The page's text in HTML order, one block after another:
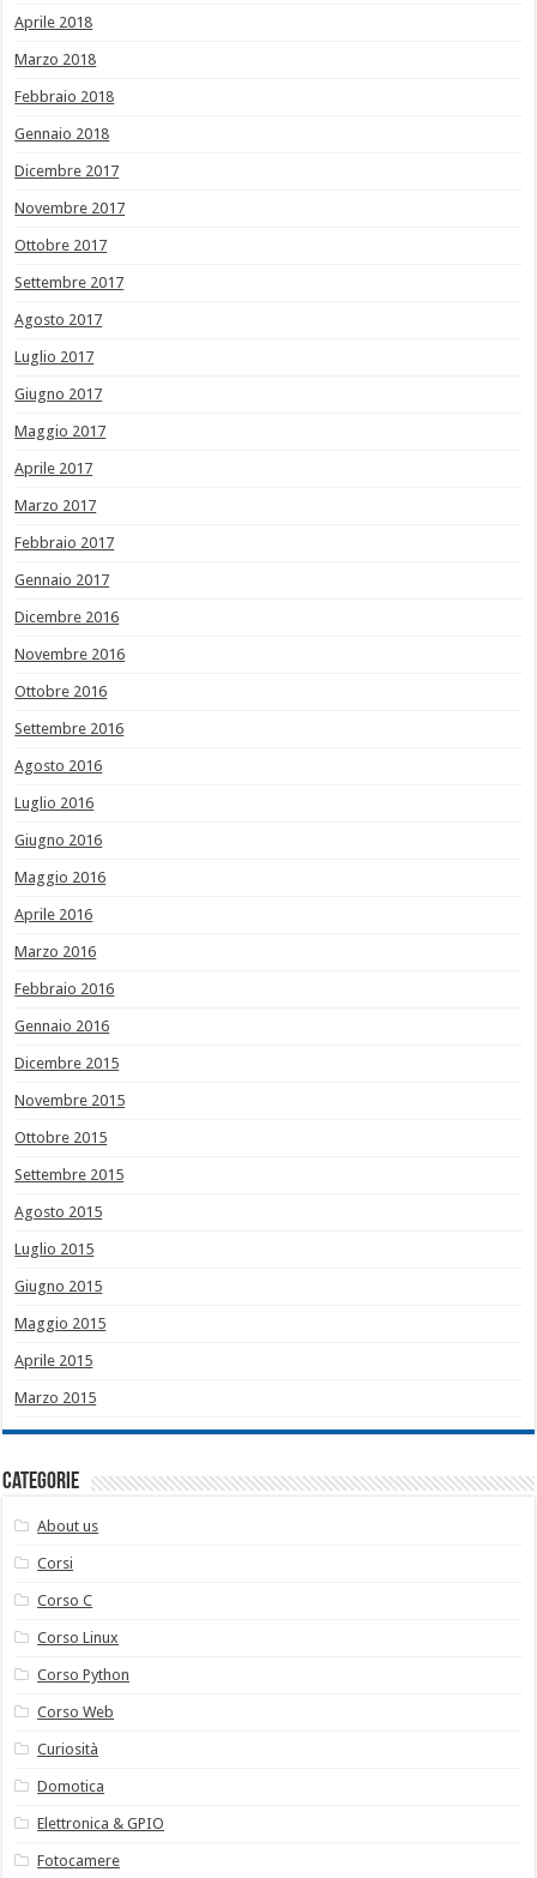
Aprile 2018
Marzo 2018
Febbraio 2018
Gennaio 2018
Dicembre 2017
Novembre 2017
Ottobre 2017
Settembre 2017
Agosto 2017
Luglio 2017
Giugno 2017
Maggio 2017
Aprile 2017
Marzo 2017
Febbraio 2017
Gennaio 2017
Dicembre 2016
Novembre 2016
Ottobre 2016
Settembre 2016
Agosto 2016
Luglio 2016
Giugno 2016
Maggio 2016
Aprile 2016
Marzo 2016
Febbraio 2016
Gennaio 2016
Dicembre 2015
Novembre 2015
Ottobre 2015
Settembre 2015
Agosto 2015
Luglio 2015
Giugno 2015
Maggio 2015
Aprile 2015
Marzo 2015
Categorie
About us
Corsi
Corso C
Corso Linux
Corso Python
Corso Web
Curiosità
Domotica
Elettronica & GPIO
Fotocamere